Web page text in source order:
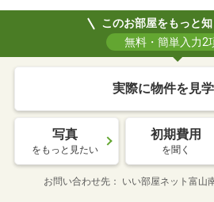
このお部屋をもっと知
無料・簡単入力2
実際に物件を見学
写真
をもっと見たい
初期費用
を聞く
お問い合わせ先 いい部屋ネット富山